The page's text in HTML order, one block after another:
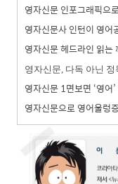
영자신문 인포그래픽으
영자신문사 인턴이 영어
영자신문 헤드라인 읽는
영자신문, 다독 아닌
영자신문 1면보면 ‘영어
영자신문으로 영어울렁